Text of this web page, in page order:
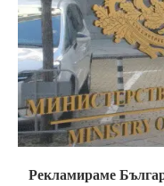
Рекламираме